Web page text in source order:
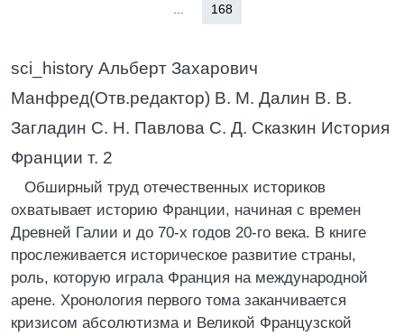
168
sci_history Альберт Захарович
Манфред(Отв.редактор) В. М. Далин В. В.
Загладин С. Н. Павлова С. Д. Сказкин История
Франции т. 2
Обширный труд отечественных историков
охватывает историю Франции, начиная с времен
Древней Галии и до 70-х годов 20-го века. В книге
прослеживается историческое развитие страны,
роль, которую играла Франция на международной
арене. Хронология первого тома заканчивается
кризисом абсолютизма и Великой Французской